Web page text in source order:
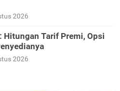
2026
Hitungan Tarif Premi, Opsi
2026